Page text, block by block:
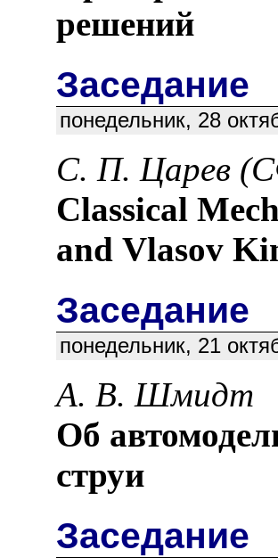
решений
Заседание
понедельник, 28
С. П. Царев
Classical
and Vlasov
Заседание
понедельник, 21
А. В. Шмидт
Об
струи
Заседание